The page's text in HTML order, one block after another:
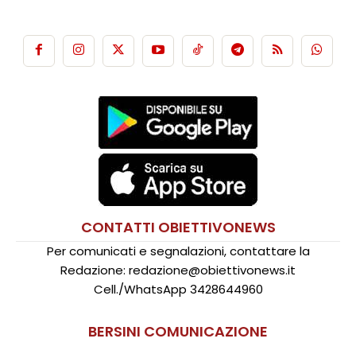
CONTATTI OBIETTIVONEWS
Per comunicati e segnalazioni, contattare la
Redazione: redazione@obiettivonews.it
Cell./WhatsApp 3428644960
BERSINI COMUNICAZIONE